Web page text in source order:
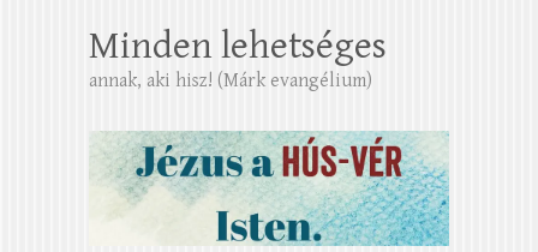
Minden lehetséges
annak, aki hisz! (Márk evangélium)